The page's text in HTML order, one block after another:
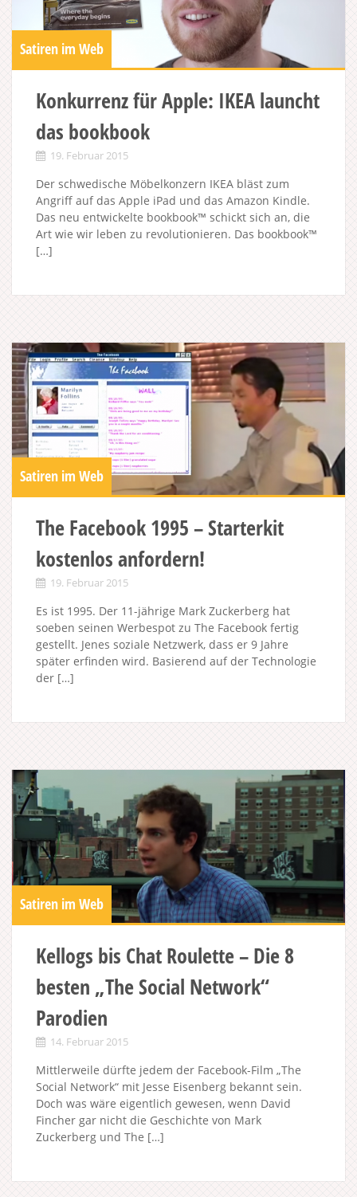
Satiren im Web
Konkurrenz für Apple: IKEA launcht
das bookbook
19. Februar 2015
Der schwedische Möbelkonzern IKEA bläst zum
Angriff auf das Apple iPad und das Amazon Kindle.
Das neu entwickelte bookbook™ schickt sich an, die
Art wie wir leben zu revolutionieren. Das bookbook™
[…]
Satiren im Web
The Facebook 1995 – Starterkit
kostenlos anfordern!
19. Februar 2015
Es ist 1995. Der 11-jährige Mark Zuckerberg hat
soeben seinen Werbespot zu The Facebook fertig
gestellt. Jenes soziale Netzwerk, dass er 9 Jahre
später erfinden wird. Basierend auf der Technologie
der […]
Satiren im Web
Kellogs bis Chat Roulette – Die 8
besten „The Social Network“
Parodien
14. Februar 2015
Mittlerweile dürfte jedem der Facebook-Film „The
Social Network“ mit Jesse Eisenberg bekannt sein.
Doch was wäre eigentlich gewesen, wenn David
Fincher gar nicht die Geschichte von Mark
Zuckerberg und The […]